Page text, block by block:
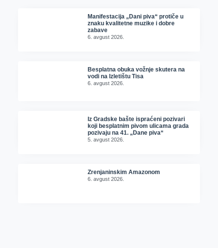
Manifestacija „Dani piva“ protiče u
znaku kvalitetne muzike i dobre
zabave
6. avgust 2026.
Besplatna obuka vožnje skutera na
vodi na Izletištu Tisa
6. avgust 2026.
Iz Gradske bašte ispraćeni pozivari
koji besplatnim pivom ulicama grada
pozivaju na 41. „Dane piva“
5. avgust 2026.
Zrenjaninskim Amazonom
6. avgust 2026.